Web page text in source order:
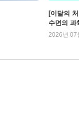
[이달의
수면의 과
2026년 07